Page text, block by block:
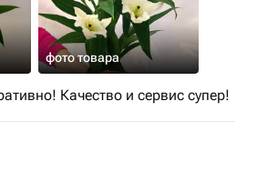
фото товара
Качество и сервис супер!